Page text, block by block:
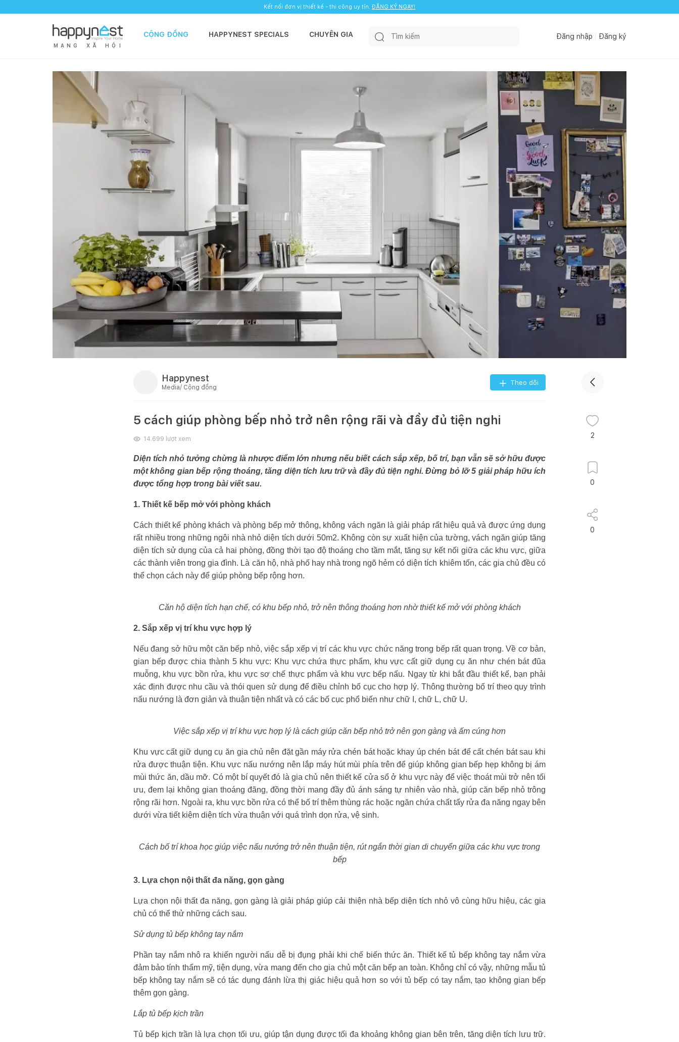
Kết nối đơn vị thiết kế - thi công uy tín. ĐĂNG KÝ NGAY!
M Ạ N G X Ã H Ộ I
CỘNG ĐỒNG HAPPYNEST SPECIALS CHUYÊN GIA Đăng nhập Đăng ký
Happynest
Media/ Cộng đồng
Theo dõi
5 cách giúp phòng bếp nhỏ trở nên rộng rãi và đầy đủ tiện nghi
14.699 lượt xem
Diện tích nhỏ tưởng chừng là nhược điểm lớn nhưng nếu biết cách sắp xếp, bố trí, bạn vẫn sẽ sở hữu được
một không gian bếp rộng thoáng, tăng diện tích lưu trữ và đầy đủ tiện nghi. Đừng bỏ lỡ 5 giải pháp hữu ích
được tổng hợp trong bài viết sau.
1. Thiết kế bếp mở với phòng khách
Cách thiết kế phòng khách và phòng bếp mở thông, không vách ngăn là giải pháp rất hiệu quả và được ứng dụng
rất nhiều trong những ngôi nhà nhỏ diện tích dưới 50m2. Không còn sự xuất hiện của tường, vách ngăn giúp tăng
diện tích sử dụng của cả hai phòng, đồng thời tạo độ thoáng cho tầm mắt, tăng sự kết nối giữa các khu vực, giữa
các thành viên trong gia đình. Là căn hộ, nhà phố hay nhà trong ngõ hẻm có diện tích khiêm tốn, các gia chủ đều có
thể chọn cách này để giúp phòng bếp rộng hơn.
Căn hộ diện tích hạn chế, có khu bếp nhỏ, trở nên thông thoáng hơn nhờ thiết kế mở với phòng khách
2. Sắp xếp vị trí khu vực hợp lý
Nếu đang sở hữu một căn bếp nhỏ, việc sắp xếp vị trí các khu vực chức năng trong bếp rất quan trọng. Về cơ bản,
gian bếp được chia thành 5 khu vực: Khu vực chứa thực phẩm, khu vực cất giữ dụng cụ ăn như chén bát đũa
muỗng, khu vực bồn rửa, khu vực sơ chế thực phẩm và khu vực bếp nấu. Ngay từ khi bắt đầu thiết kế, bạn phải
xác định được nhu cầu và thói quen sử dụng để điều chỉnh bố cục cho hợp lý. Thông thường bố trí theo quy trình
nấu nướng là đơn giản và thuận tiện nhất và có các bố cục phổ biến như chữ I, chữ L, chữ U.
Việc sắp xếp vị trí khu vực hợp lý là cách giúp căn bếp nhỏ trở nên gọn gàng và ấm cúng hơn
Khu vực cất giữ dụng cụ ăn gia chủ nên đặt gần máy rửa chén bát hoặc khay úp chén bát để cất chén bát sau khi
rửa được thuận tiện. Khu vực nấu nướng nên lắp máy hút mùi phía trên để giúp không gian bếp hẹp không bị ám
mùi thức ăn, dầu mỡ. Có một bí quyết đó là gia chủ nên thiết kế cửa sổ ở khu vực này để việc thoát mùi trở nên tối
ưu, đem lại không gian thoáng đãng, đồng thời mang đầy đủ ánh sáng tự nhiên vào nhà, giúp căn bếp nhỏ trông
rộng rãi hơn. Ngoài ra, khu vực bồn rửa có thể bố trí thêm thùng rác hoặc ngăn chứa chất tẩy rửa đa năng ngay bên
dưới vừa tiết kiệm diện tích vừa thuận với quá trình dọn rửa, vệ sinh.
Cách bố trí khoa học giúp việc nấu nướng trở nên thuận tiện, rút ngắn thời gian di chuyển giữa các khu vực trong
bếp
3. Lựa chọn nội thất đa năng, gọn gàng
Lựa chọn nội thất đa năng, gọn gàng là giải pháp giúp cải thiện nhà bếp diện tích nhỏ vô cùng hữu hiệu, các gia
chủ có thể thử những cách sau.
Sử dụng tủ bếp không tay nắm
Phần tay nắm nhô ra khiến người nấu dễ bị đụng phải khi chế biến thức ăn. Thiết kế tủ bếp không tay nắm vừa
đảm bảo tính thẩm mỹ, tiện dụng, vừa mang đến cho gia chủ một căn bếp an toàn. Không chỉ có vậy, những mẫu tủ
bếp không tay nắm sẽ có tác dụng đánh lừa thị giác hiệu quả hơn so với tủ bếp có tay nắm, tạo không gian bếp
thêm gọn gàng.
Lắp tủ bếp kịch trần
Tủ bếp kịch trần là lựa chọn tối ưu, giúp tận dụng được tối đa khoảng không gian bên trên, tăng diện tích lưu trữ.
2
0
0